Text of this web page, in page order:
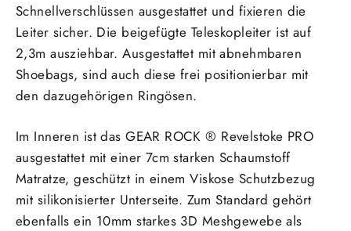
Schnellverschlüssen ausgestattet und fixieren die
Leiter sicher. Die beigefügte Teleskopleiter ist auf
2,3m ausziehbar. Ausgestattet mitabnehmbaren
Shoebags, sind auch diese frei positionierbar mit
den dazugehörigen Ringösen.
Im Inneren ist das GEAR ROCK ® Revelstoke PRO
ausgestattet mit einer 7cm starken Schaumstoff
Matratze, geschützt in einem Viskose Schutzbezug
mit silikonisierter Unterseite. Zum Standard gehört
ebenfalls ein 10mm starkes 3D Meshgewebe als